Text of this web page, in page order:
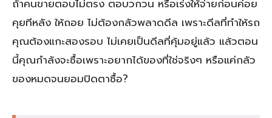
ถ้าคนขายตอบไม่ตรง ตอบวกวน หรือเร่งให้จ่ายก่อนค่อย
คุยทีหลัง ให้ถอย ไม่ต้องกลัวพลาดดีล เพราะดีลที่ทำให้รถ
คุณต้องแกะสองรอบ ไม่เคยเป็นดีลที่คุ้มอยู่แล้ว แล้วตอน
นี้คุณกำลังจะซื้อเพราะอยากได้ของที่ใช่จริงๆ หรือแค่กลัว
ของหมดจนยอมปิดตาซื้อ?